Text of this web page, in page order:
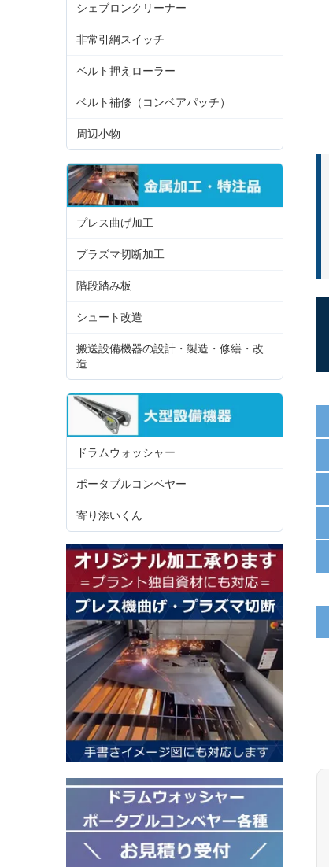
シェブロンクリーナー
非常引綱スイッチ
ベルト押えローラー
ベルト補修（コンベアパッチ）
周辺小物
プレス曲げ加工
プラズマ切断加工
階段踏み板
シュート改造
搬送設備機器の設計・製造・修繕・改
造
ドラムウォッシャー
ポータブルコンベヤー
寄り添いくん